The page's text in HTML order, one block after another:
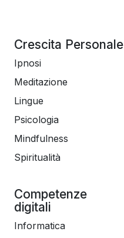
Crescita Personale
Ipnosi
Meditazione
Lingue
Psicologia
Mindfulness
Spiritualità
Competenze
digitali
Informatica